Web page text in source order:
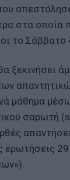
στα οποία
το Σάββατο
ξεκινήσει
μάθημα
σαρωτή
ερωτήσεις